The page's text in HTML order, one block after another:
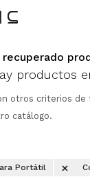
recuperado
productos
otros criterios de
catálogo.
Portátil